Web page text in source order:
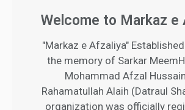
Welcome to Markaz e
"Markaz e Afzaliya"
the memory of Sarkar
Mohammad Afzal
Rahamatullah Alaih (Datraul
organization was officially